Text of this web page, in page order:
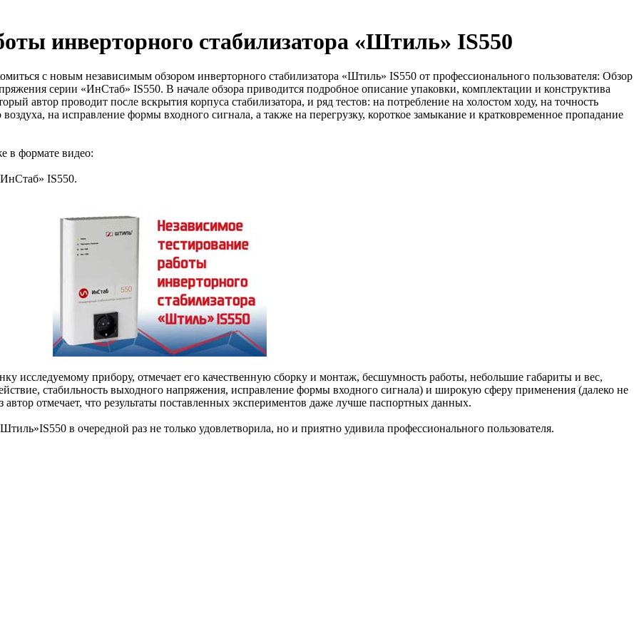
инверторного стабилизатора «Штиль» IS550
с новым независимым обзором инверторного стабилизатора «Штиль» IS550 от профессионального пользователя: Обзор
серии «ИнСтаб» IS550. В начале обзора приводится подробное описание упаковки, комплектации и конструктива
автор проводит после вскрытия корпуса стабилизатора, и ряд тестов: на потребление на холостом ходу, на точность
на исправление формы входного сигнала, а также на перегрузку, короткое замыкание и кратковременное пропадание
в формате видео:
IS550.
исследуемому прибору, отмечает его качественную сборку и монтаж, бесшумность работы, небольшие габариты и вес,
стабильность выходного напряжения, исправление формы входного сигнала) и широкую сферу применения (далеко не
отмечает, что результаты поставленных экспериментов даже лучше паспортных данных.
в очередной раз не только удовлетворила, но и приятно удивила профессионального пользователя.